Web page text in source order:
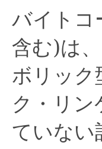
バイトコ
含む)は
ボリック
ク・リン
ていない